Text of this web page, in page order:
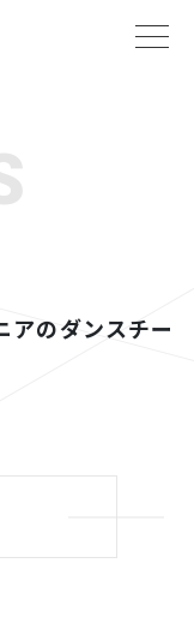
アのダンスチー